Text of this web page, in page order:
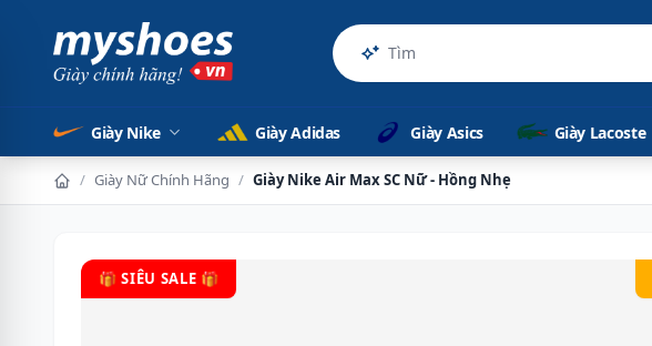
Sản phẩm c
Giày Nike Giày Adidas Giày Asics Giày Lacoste
/ Giày Nữ Chính Hãng / Giày Nike Air Max SC Nữ - Hồng Nhẹ
🎁 SIÊU SALE 🎁